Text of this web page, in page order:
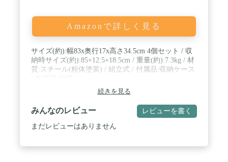
Amazonで詳しく見る
サイズ(約):幅83x奥行17x高さ34.5cm 4個セット / 収
納時サイズ(約):85×12.5×18.5cm / 重量(約):7.3kg / 材
質:スチール(粉体塗装) / 組立式 / 付属品:収納ケース
続きを見る
みんなのレビュー レビューを書く
まだレビューはありません